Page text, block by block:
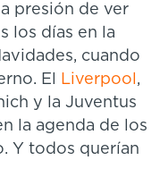
presión de ver
los días en la
cuando
El
Liverpool ,
y la Juventus
la agenda de los
Y todos querían